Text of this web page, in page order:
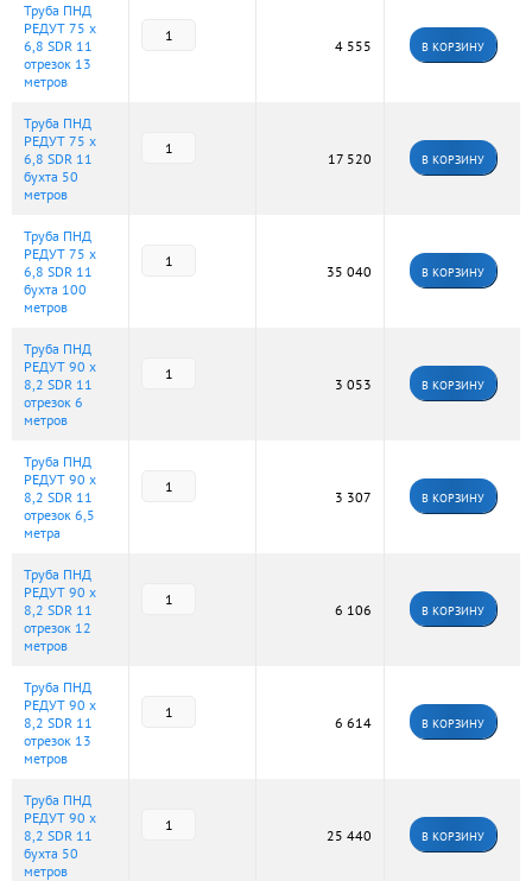
Труба ПНД
РЕДУТ 75 х
6,8 SDR 11
отрезок 13
метров
4 555 В КОРЗИНУ
Труба ПНД
РЕДУТ 75 х
6,8 SDR 11
бухта 50
метров
17 520 В КОРЗИНУ
Труба ПНД
РЕДУТ 75 х
6,8 SDR 11
бухта 100
метров
35 040 В КОРЗИНУ
Труба ПНД
РЕДУТ 90 х
8,2 SDR 11
отрезок 6
метров
3 053 В КОРЗИНУ
Труба ПНД
РЕДУТ 90 х
8,2 SDR 11
отрезок 6,5
метра
3 307 В КОРЗИНУ
Труба ПНД
РЕДУТ 90 х
8,2 SDR 11
отрезок 12
метров
6 106 В КОРЗИНУ
Труба ПНД
РЕДУТ 90 х
8,2 SDR 11
отрезок 13
метров
6 614 В КОРЗИНУ
Труба ПНД
РЕДУТ 90 х
8,2 SDR 11
бухта 50
метров
25 440 В КОРЗИНУ